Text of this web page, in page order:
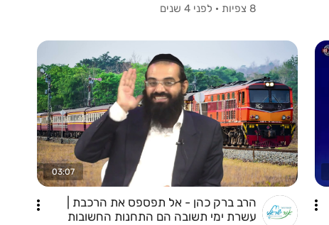
8 צפיות
· לפני 4 שנים
03:07
הרב ברק כהן - אל תפספס את הרכבת |
עשרת ימי תשובה הם התחנות החשובות